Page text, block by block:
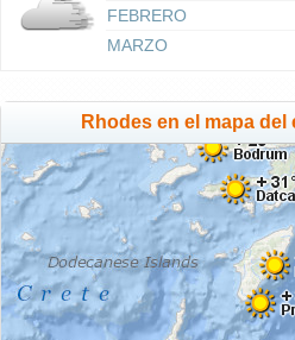
FEBRERO
MARZO
Rhodes en el mapa